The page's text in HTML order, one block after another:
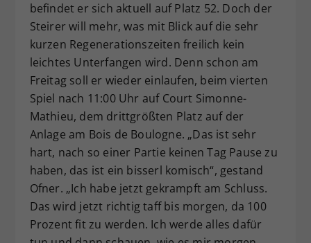
befindet er sich aktuell auf Platz 52. Doch der
Steirer will mehr, was mit Blick auf die sehr
kurzen Regenerationszeiten freilich kein
leichtes Unterfangen wird. Denn schon am
Freitag soll er wieder einlaufen, beim vierten
Spiel nach 11:00 Uhr auf Court Simonne-
Mathieu, dem drittgrößten Platz auf der
Anlage am Bois de Boulogne. „Das ist sehr
hart, nach so einer Partie keinen Tag Pause zu
haben, das ist ein bisserl komisch“, gestand
Ofner. „Ich habe jetzt gekrampft am Schluss.
Das wird jetzt richtig taff bis morgen, da 100
Prozent fit zu werden. Ich werde alles dafür